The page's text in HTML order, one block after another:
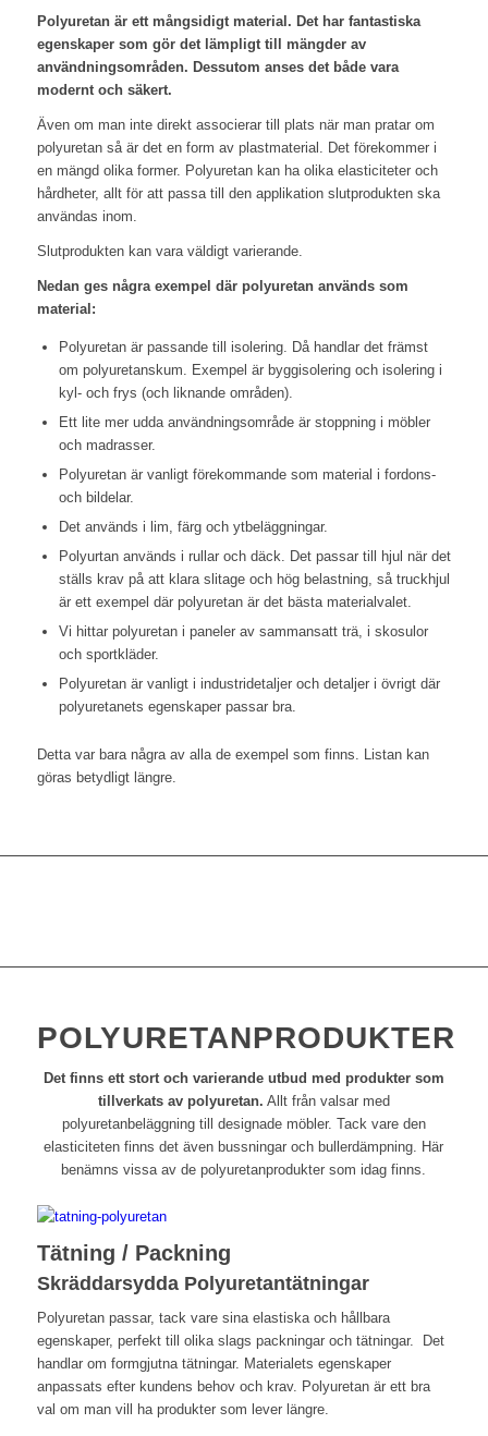
Polyuretan är ett mångsidigt material. Det har fantastiska
egenskaper som gör det lämpligt till mängder av
användningsområden. Dessutom anses det både vara
modernt och säkert.
Även om man inte direkt associerar till plats när man pratar om
polyuretan så är det en form av plastmaterial. Det förekommer i
en mängd olika former. Polyuretan kan ha olika elasticiteter och
hårdheter, allt för att passa till den applikation slutprodukten ska
användas inom.
Slutprodukten kan vara väldigt varierande.
Nedan ges några exempel där polyuretan används som
material:
Polyuretan är passande till isolering. Då handlar det främst
om polyuretanskum. Exempel är byggisolering och isolering i
kyl- och frys (och liknande områden).
Ett lite mer udda användningsområde är stoppning i möbler
och madrasser.
Polyuretan är vanligt förekommande som material i fordons-
och bildelar.
Det används i lim, färg och ytbeläggningar.
Polyurtan används i rullar och däck. Det passar till hjul när det
ställs krav på att klara slitage och hög belastning, så truckhjul
är ett exempel där polyuretan är det bästa materialvalet.
Vi hittar polyuretan i paneler av sammansatt trä, i skosulor
och sportkläder.
Polyuretan är vanligt i industridetaljer och detaljer i övrigt där
polyuretanets egenskaper passar bra.
Detta var bara några av alla de exempel som finns. Listan kan
göras betydligt längre.
POLYURETANPRODUKTER
Det finns ett stort och varierande utbud med produkter som
tillverkats av polyuretan. Allt från valsar med
polyuretanbeläggning till designade möbler. Tack vare den
elasticiteten finns det även bussningar och bullerdämpning. Här
benämns vissa av de polyuretanprodukter som idag finns.
Tätning / Packning
Skräddarsydda Polyuretantätningar
Polyuretan passar, tack vare sina elastiska och hållbara
egenskaper, perfekt till olika slags packningar och tätningar. Det
handlar om formgjutna tätningar. Materialets egenskaper
anpassats efter kundens behov och krav. Polyuretan är ett bra
val om man vill ha produkter som lever längre.